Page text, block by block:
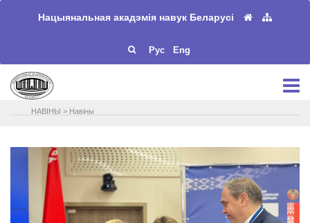
Нацыянальная акадэмія навук Беларусі
Рус Eng
НАВIНЫ > Навіны